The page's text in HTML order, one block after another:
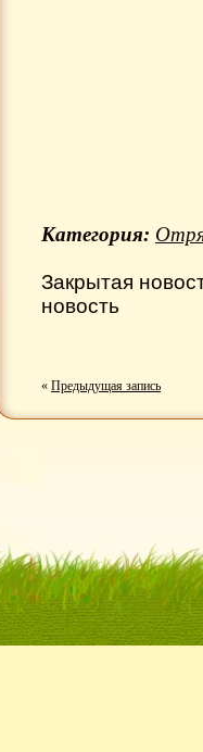
Категория:
Закрытая
новость
« Предыдущая запись